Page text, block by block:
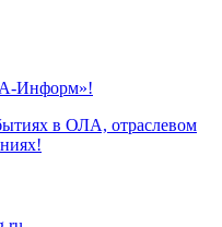
Информ»!
в ОЛА, отраслевом